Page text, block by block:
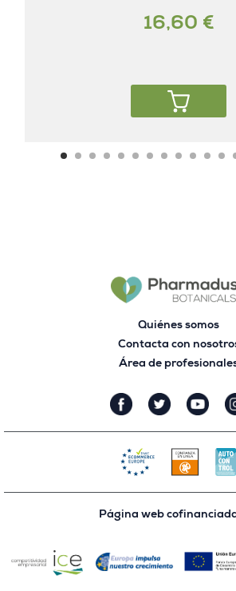
16,60 €
Quiénes somos
Contacta con
Área de
Página web